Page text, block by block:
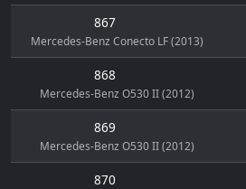
867
Mercedes-Benz Conecto LF (2013)
868
Mercedes-Benz O530 II (2012)
869
Mercedes-Benz O530 II (2012)
870